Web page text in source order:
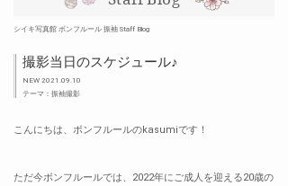
シイキ写真館 ボンフルール 振袖 Staff Blog
撮影当日のスケジュール♪
NEW 2021.09.10
テーマ：振袖撮影
こんにちは、ボンフルールのkasumiです！
ただ今ボンフルールでは、2022年にご成人を迎える20歳の